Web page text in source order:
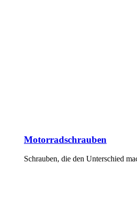
Motorradschrauben
Schrauben, die den Unterschied